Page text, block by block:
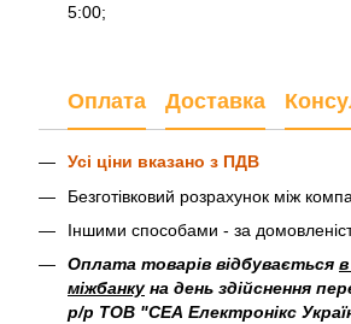
5:00;
Оплата Доставка
Усі ціни вказано з ПДВ
Безготівковий розрахунок між
Іншими способами - за
Оплата товарів відбувається
міжбанкуна день здійснення
р/р ТОВ "СЕА Електронікс